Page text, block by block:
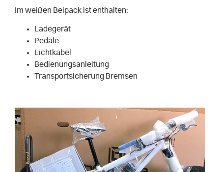
Im weißen Beipack ist enthalten:
Ladegerät
Pedale
Lichtkabel
Bedienungsanleitung
Transportsicherung Bremsen